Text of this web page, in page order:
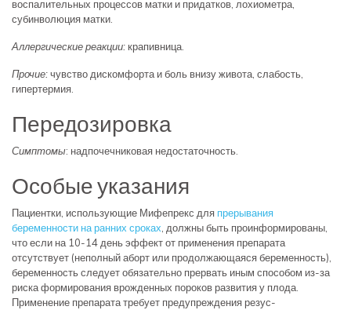
воспалительных процессов матки и придатков, лохиометра,
субинволюция матки.
Аллергические реакции: крапивница.
Прочие:чувство дискомфорта и боль внизу живота, слабость,
гипертермия.
Передозировка
Симптомы: надпочечниковая недостаточность.
Особые указания
Пациентки, использующие Мифепрекс для прерывания
беременности на ранних сроках , должны быть проинформированы,
что если на 10-14 день эффект от применения препарата
отсутствует (неполный аборт или продолжающаяся беременность),
беременность следует обязательно прервать иным способом из-за
риска формирования врожденных пороков развития у плода.
Применение препарата требует предупреждения резус-